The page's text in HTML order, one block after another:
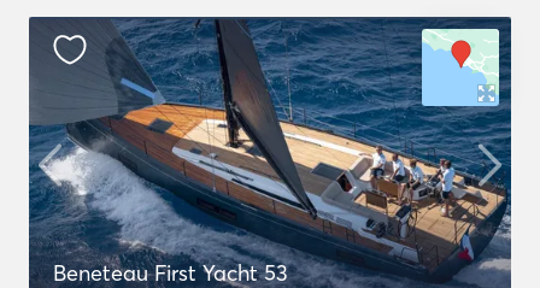
Beneteau First Yacht 53